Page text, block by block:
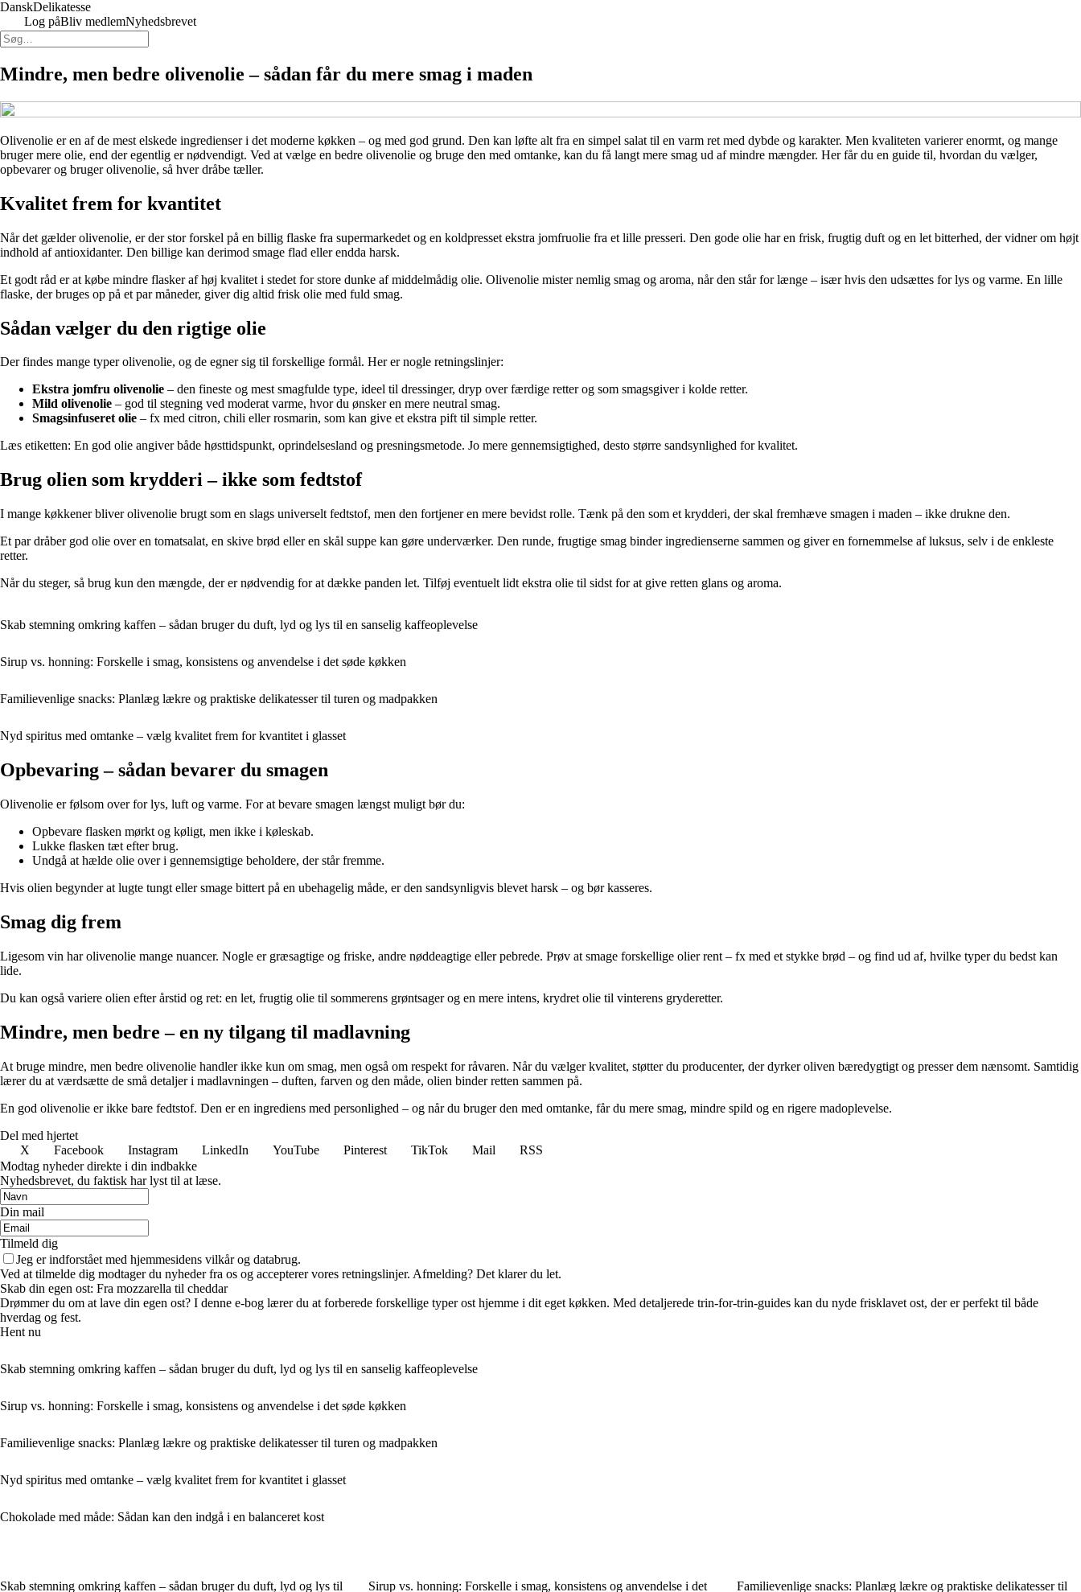
DanskDelikatesse
Log påBliv medlemNyhedsbrevet
Mindre, men bedre olivenolie – sådan får du mere smag i maden
Olivenolie er en af de mest elskede ingredienser i det moderne køkken – og med god grund. Den kan løfte alt fra en simpel salat til en varm ret med dybde og karakter. Men kvaliteten varierer enormt, og mange
bruger mere olie, end der egentlig er nødvendigt. Ved at vælge en bedre olivenolie og bruge den med omtanke, kan du få langt mere smag ud af mindre mængder. Her får du en guide til, hvordan du vælger,
opbevarer og bruger olivenolie, så hver dråbe tæller.
Kvalitet frem for kvantitet
Når det gælder olivenolie, er der stor forskel på en billig flaske fra supermarkedet og en koldpresset ekstra jomfruolie fra et lille presseri. Den gode olie har en frisk, frugtig duft og en let bitterhed, der vidner om højt
indhold af antioxidanter. Den billige kan derimod smage flad eller endda harsk.
Et godt råd er at købe mindre flasker af høj kvalitet i stedet for store dunke af middelmådig olie. Olivenolie mister nemlig smag og aroma, når den står for længe – især hvis den udsættes for lys og varme. En lille
flaske, der bruges op på et par måneder, giver dig altid frisk olie med fuld smag.
Sådan vælger du den rigtige olie
Der findes mange typer olivenolie, og de egner sig til forskellige formål. Her er nogle retningslinjer:
Ekstra jomfru olivenolie – den fineste og mest smagfulde type, ideel til dressinger, dryp over færdige retter og som smagsgiver i kolde retter.
Mild olivenolie – god til stegning ved moderat varme, hvor du ønsker en mere neutral smag.
Smagsinfuseret olie – fx med citron, chili eller rosmarin, som kan give et ekstra pift til simple retter.
Læs etiketten: En god olie angiver både høsttidspunkt, oprindelsesland og presningsmetode. Jo mere gennemsigtighed, desto større sandsynlighed for kvalitet.
Brug olien som krydderi – ikke som fedtstof
I mange køkkener bliver olivenolie brugt som en slags universelt fedtstof, men den fortjener en mere bevidst rolle. Tænk på den som et krydderi, der skal fremhæve smagen i maden – ikke drukne den.
Et par dråber god olie over en tomatsalat, en skive brød eller en skål suppe kan gøre underværker. Den runde, frugtige smag binder ingredienserne sammen og giver en fornemmelse af luksus, selv i de enkleste
retter.
Når du steger, så brug kun den mængde, der er nødvendig for at dække panden let. Tilføj eventuelt lidt ekstra olie til sidst for at give retten glans og aroma.
Skab stemning omkring kaffen – sådan bruger du duft, lyd og lys til en sanselig kaffeoplevelse
Sirup vs. honning: Forskelle i smag, konsistens og anvendelse i det søde køkken
Familievenlige snacks: Planlæg lækre og praktiske delikatesser til turen og madpakken
Nyd spiritus med omtanke – vælg kvalitet frem for kvantitet i glasset
Opbevaring – sådan bevarer du smagen
Olivenolie er følsom over for lys, luft og varme. For at bevare smagen længst muligt bør du:
Opbevare flasken mørkt og køligt, men ikke i køleskab.
Lukke flasken tæt efter brug.
Undgå at hælde olie over i gennemsigtige beholdere, der står fremme.
Hvis olien begynder at lugte tungt eller smage bittert på en ubehagelig måde, er den sandsynligvis blevet harsk – og bør kasseres.
Smag dig frem
Ligesom vin har olivenolie mange nuancer. Nogle er græsagtige og friske, andre nøddeagtige eller pebrede. Prøv at smage forskellige olier rent – fx med et stykke brød – og find ud af, hvilke typer du bedst kan
lide.
Du kan også variere olien efter årstid og ret: en let, frugtig olie til sommerens grøntsager og en mere intens, krydret olie til vinterens gryderetter.
Mindre, men bedre – en ny tilgang til madlavning
At bruge mindre, men bedre olivenolie handler ikke kun om smag, men også om respekt for råvaren. Når du vælger kvalitet, støtter du producenter, der dyrker oliven bæredygtigt og presser dem nænsomt. Samtidig
lærer du at værdsætte de små detaljer i madlavningen – duften, farven og den måde, olien binder retten sammen på.
En god olivenolie er ikke bare fedtstof. Den er en ingrediens med personlighed – og når du bruger den med omtanke, får du mere smag, mindre spild og en rigere madoplevelse.
Del med hjertet
X
Facebook Instagram LinkedIn YouTube Pinterest TikTok Mail
RSS
Modtag nyheder direkte i din indbakke
Nyhedsbrevet, du faktisk har lyst til at læse.
Din mail
Tilmeld dig
Jeg er indforstået med hjemmesidens vilkår og databrug.
Ved at tilmelde dig modtager du nyheder fra os og accepterer vores retningslinjer. Afmelding? Det klarer du let.
Skab din egen ost: Fra mozzarella til cheddar
Drømmer du om at lave din egen ost? I denne e-bog lærer du at forberede forskellige typer ost hjemme i dit eget køkken. Med detaljerede trin-for-trin-guides kan du nyde frisklavet ost, der er perfekt til både
hverdag og fest.
Hent nu
Skab stemning omkring kaffen – sådan bruger du duft, lyd og lys til en sanselig kaffeoplevelse
Sirup vs. honning: Forskelle i smag, konsistens og anvendelse i det søde køkken
Familievenlige snacks: Planlæg lækre og praktiske delikatesser til turen og madpakken
Nyd spiritus med omtanke – vælg kvalitet frem for kvantitet i glasset
Chokolade med måde: Sådan kan den indgå i en balanceret kost
Skab stemning omkring kaffen – sådan bruger du duft, lyd og lys til
Sirup vs. honning: Forskelle i smag, konsistens og anvendelse i det
Familievenlige snacks: Planlæg lækre og praktiske delikatesser til